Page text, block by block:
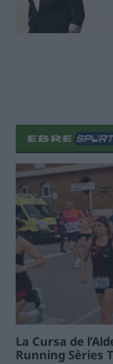
La Cursa de
Running Sèries